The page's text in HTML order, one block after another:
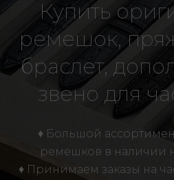
Купить
ремешок,
браслет,
звено для
♦ Большой
ремешков в наличии
♦ Принимаем заказы на